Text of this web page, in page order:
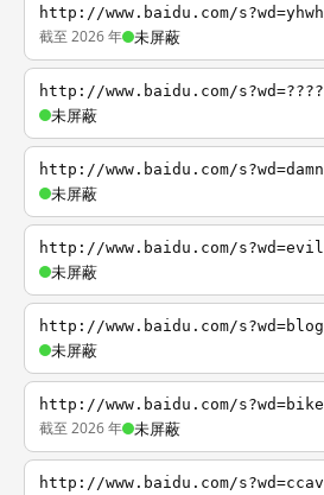
http://www.baidu.com/s?wd=yhwh
截至 2026 年 未屏蔽
http://www.baidu.com/s?wd=????
未屏蔽
http://www.baidu.com/s?wd=damn
未屏蔽
http://www.baidu.com/s?wd=evil
未屏蔽
http://www.baidu.com/s?wd=blog
未屏蔽
http://www.baidu.com/s?wd=bike
截至 2026 年 未屏蔽
http://www.baidu.com/s?wd=ccav